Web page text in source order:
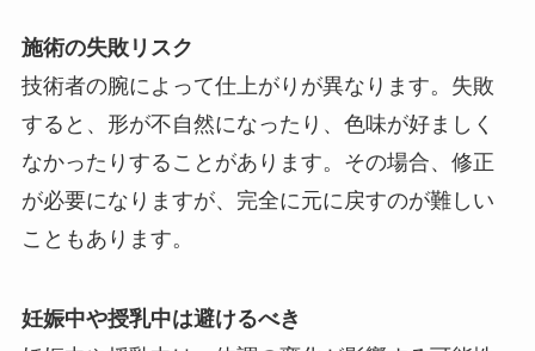
施術の失敗リスク
技術者の腕によって仕上がりが異なります。失敗
すると、形が不自然になったり、色味が好ましく
なかったりすることがあります。その場合、修正
が必要になりますが、完全に元に戻すのが難しい
こともあります。
妊娠中や授乳中は避けるべき